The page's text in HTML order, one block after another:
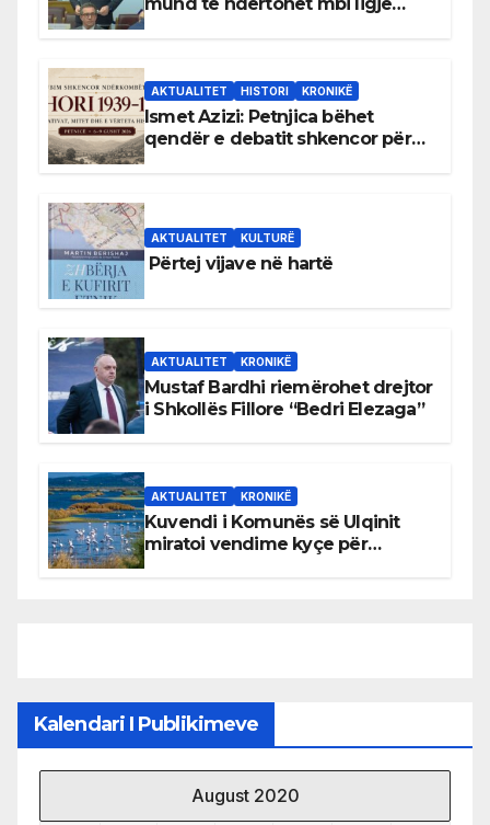
AKTUALITET HISTORI KRONIKË
Ismet Azizi: Petnjica bëhet
qendër e debatit shkencor për
AKTUALITET KULTURË
Përtej vijave në hartë
AKTUALITET KRONIKË
Mustaf Bardhi riemërohet drejtor
i Shkollës Fillore “Bedri Elezaga”
AKTUALITET KRONIKË
Kuvendi i Komunës së Ulqinit
miratoi vendime kyçe për
Kalendari I Publikimeve
August 2020